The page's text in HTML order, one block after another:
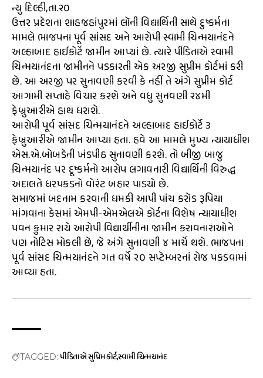
ન્યુ દિલ્હી,તા.૨૦
ઉત્તર પ્રદેશના શાહજહાંપુરમાં લૉની વિદ્યાર્થિની સાથે દુષ્કર્મના
મામલે ભાજપના પૂર્વ સાંસદ અને આરોપી સ્વામી ચિન્મયાનંદને
અલ્હાબાદ હાઈકોર્ટે જામીન આપ્યાં છે. ત્યારે પીડિતાએ સ્વામી
ચિન્મયાનંદના જામીનને પડકારતી એક અરજી સુપ્રીમ કોર્ટમાં કરી
છે. આ અરજી પર સુનાવણી કરવી કે નહીં તે અંગે સુપ્રીમ કોર્ટ
આગામી સપ્તાહે વિચાર કરશે અને વધુ સુનવણી ૨૪મી
ફેબ્રુઆરીએ હાથ ધરાશે.
આરોપી પૂર્વ સાંસદ ચિન્મયાનંદને અલ્હાબાદ હાઈકોર્ટે ૩
ફેબ્રુઆરીએ જામીન આપ્યા હતા. હવે આ મામલે મુખ્ય ન્યાયાધીશ
એસ.એ.બોબડેની ખંડપીઠ સુનાવણી કરશે. તો બીજી બાજુ
ચિન્મયાનંદ પર દૂષ્કર્મનો આરોપ લગાવનારી વિદ્યાર્થિની વિરુદ્ધ
અદાલતે ધરપકડનો વોરંટ બહાર પાડયો છે.
સમાજમાં બદનામ કરવાની ધમકી આપી પાંચ કરોડ રૂપિયા
માંગવાના કેસમાં એમપી-એમએલએ કોર્ટના વિશેષ ન્યાયાધીશ
પવન કુમાર રાયે આરોપી વિદ્યાર્થીનીના જામીન કરાવનારાઓને
પણ નોટિસ મોકલી છે, જે અંગે સુનાવણી ૪ માર્ચે થશે. ભાજપના
પૂર્વ સાંસદ ચિન્મયાનંદને ગત વર્ષે ૨૦ સપ્ટેમ્બરનાં રોજ પકડવામાં
આવ્યા હતા.
TAGGED: પીડિતાએ સુપ્રિમ કોર્ટસ્વામી ચિન્મયાનંદ